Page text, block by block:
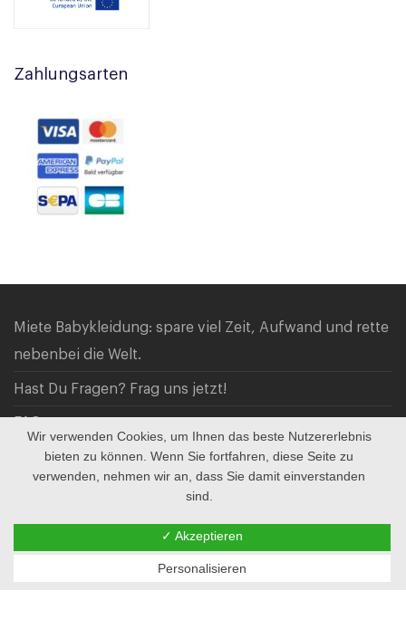
Zahlungsarten
Miete Babykleidung: spare viel Zeit, Aufwand und rette
nebenbei die Welt.
Hast Du Fragen? Frag uns jetzt!
Checkout
AGB & Datenschutz
Wir verwenden Cookies, um Ihnen das beste Nutzererlebnis
bieten zu können. Wenn Sie fortfahren, diese Seite zu
verwenden, nehmen wir an, dass Sie damit einverstanden
sind.
✓ Akzeptieren
Personalisieren